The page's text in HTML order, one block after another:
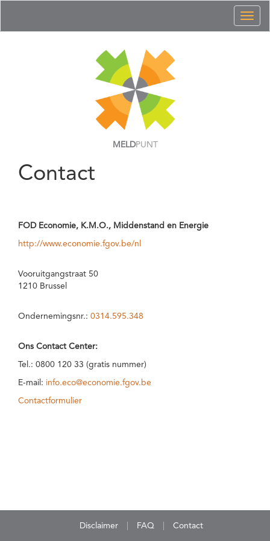
MELDPUNT
Contact
FOD Economie, K.M.O., Middenstand en Energie
http://www.economie.fgov.be/nl
Vooruitgangstraat 50
1210 Brussel
Ondernemingsnr.: 0314.595.348
Ons Contact Center:
Tel.: 0800 120 33 (gratis nummer)
E-mail: info.eco@economie.fgov.be
Contactformulier
Disclaimer FAQ Contact